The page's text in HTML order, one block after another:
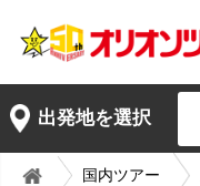
出発地を選択
国内ツアー